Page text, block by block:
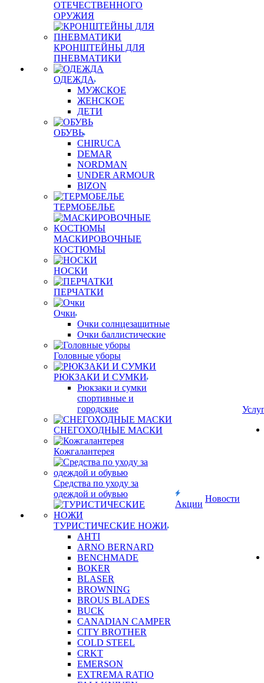
ОТЕЧЕСТВЕННОГО
ОРУЖИЯ
КРОНШТЕЙНЫ ДЛЯ
ПНЕВМАТИКИ
ОДЕЖДА
МУЖСКОЕ
ЖЕНСКОЕ
ДЕТИ
ОБУВЬ
CHIRUCA
DEMAR
NORDMAN
UNDER ARMOUR
BIZON
ТЕРМОБЕЛЬЕ
МАСКИРОВОЧНЫЕ
КОСТЮМЫ
НОСКИ
ПЕРЧАТКИ
Очки
Очки солнцезащитные
Очки баллистические
Головные уборы
РЮКЗАКИ И СУМКИ
Рюкзаки и сумки
спортивные и
городские
СНЕГОХОДНЫЕ МАСКИ
Кожгалантерея
Средства по уходу за
одеждой и обувью
ТУРИСТИЧЕСКИЕ НОЖИ
AHTI
ARNO BERNARD
BENCHMADE
BOKER
BLASER
BROWNING
BROUS BLADES
BUCK
CANADIAN CAMPER
CITY BROTHER
COLD STEEL
CRKT
EMERSON
EXTREMA RATIO
Акции
Новости